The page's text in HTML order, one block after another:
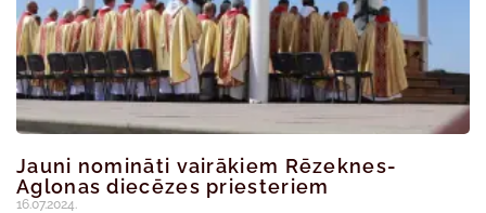
Jauni nomināti vairākiem Rēzeknes-
Aglonas diecēzes priesteriem
16.07.2024.